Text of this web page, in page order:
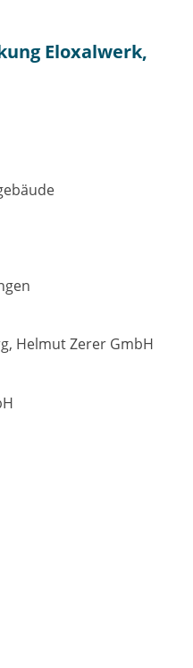
Eloxalwerk,
Helmut Zerer GmbH